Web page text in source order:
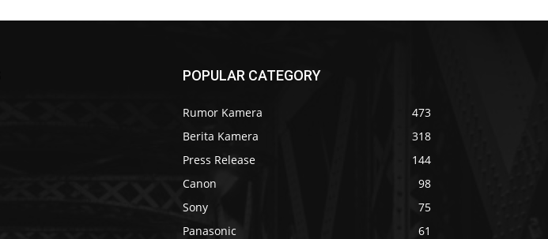
POPULAR CATEGORY
Rumor Kamera
473
Berita Kamera
318
Press Release
144
Canon
98
Sony
75
Panasonic
61